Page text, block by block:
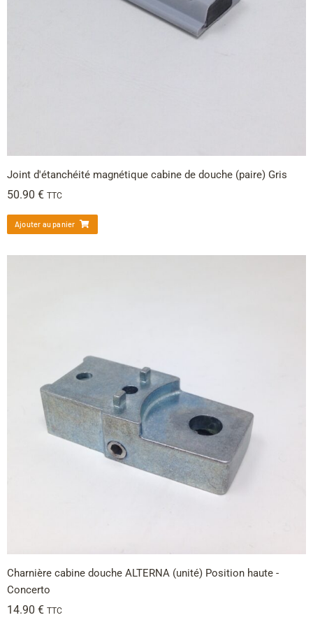
Joint d'étanchéité magnétique cabine de douche (paire) Gris
50.90 € TTC
Ajouter au panier
Charnière cabine douche ALTERNA (unité) Position haute -
Concerto
14.90 € TTC